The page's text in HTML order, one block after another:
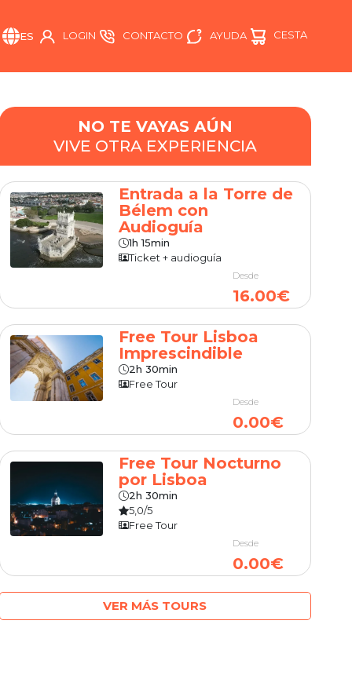
ES LOGIN CONTACTO AYUDA CESTA
NO TE VAYAS AÚN
VIVE OTRA EXPERIENCIA
Entrada a la Torre de
Bélem con
Audioguía
1h 15min
Ticket + audioguía
Desde
16.00€
Free Tour Lisboa
Imprescindible
2h 30min
Free Tour
Desde
0.00€
Free Tour Nocturno
por Lisboa
2h 30min
5,0/5
Free Tour
Desde
0.00€
VER MÁS TOURS